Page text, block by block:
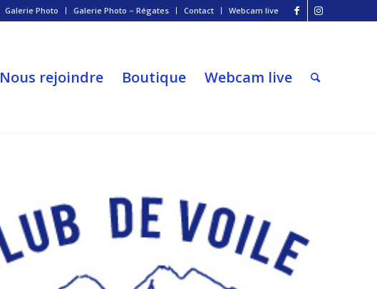
Galerie Photo Galerie Photo – Régates Contact Webcam live
Nous rejoindre Boutique Webcam live